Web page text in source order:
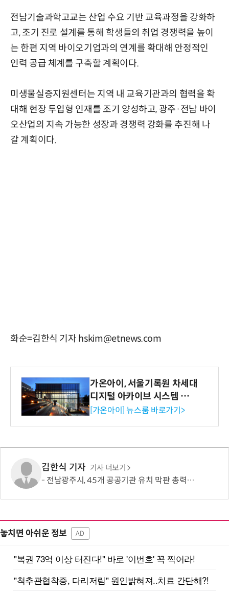
전남기술과학고교는 산업 수요 기반 교육과정을 강화하
고, 조기 진로 설계를 통해 학생들의 취업 경쟁력을 높이
는 한편 지역 바이오기업과의 연계를 확대해 안정적인
인력 공급 체계를 구축할 계획이다.
미생물실증지원센터는 지역 내 교육기관과의 협력을 확
대해 현장 투입형 인재를 조기 양성하고, 광주·전남 바이
오산업의 지속 가능한 성장과 경쟁력 강화를 추진해 나
갈 계획이다.
화순=김한식 기자 hskim@etnews.com
가온아이, 서울기록원 차세대
디지털 아카이브 시스템 구축
수행
[가온아이] 뉴스룸 바로가기>
김한식 기자 기사 더보기
전남광주시, 45개 공공기관 유치 막판 총력전…100여명 추진단 확대 개편
놓치면 아쉬운 정보 AD